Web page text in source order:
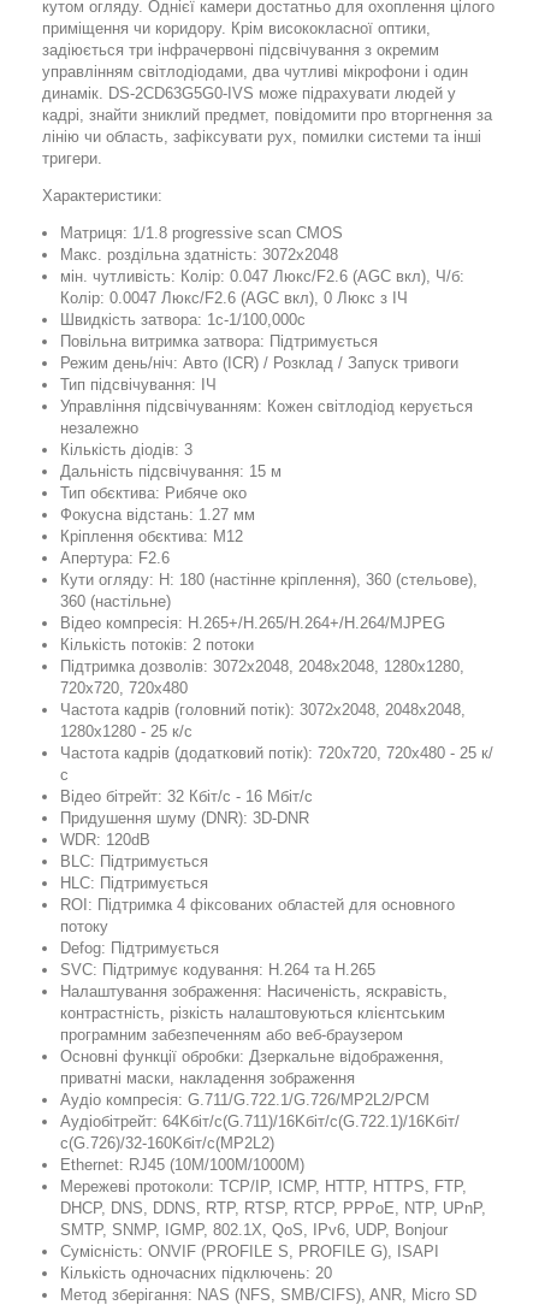
кутом огляду. Однієї камери достатньо для охоплення цілого
приміщення чи коридору. Крім висококласної оптики,
задіюється три інфрачервоні підсвічування з окремим
управлінням світлодіодами, два чутливі мікрофони і один
динамік. DS-2CD63G5G0-IVS може підрахувати людей у
кадрі, знайти зниклий предмет, повідомити про вторгнення за
лінію чи область, зафіксувати рух, помилки системи та інші
тригери.
Характеристики:
Матриця: 1/1.8 progressive scan CMOS
Макс. роздільна здатність: 3072x2048
мін. чутливість: Колір: 0.047 Люкс/F2.6 (AGC вкл), Ч/б:
Колір: 0.0047 Люкс/F2.6 (AGC вкл), 0 Люкс з ІЧ
Швидкість затвора: 1с-1/100,000с
Повільна витримка затвора: Підтримується
Режим день/ніч: Авто (ICR) / Розклад / Запуск тривоги
Тип підсвічування: ІЧ
Управління підсвічуванням: Кожен світлодіод керується
незалежно
Кількість діодів: 3
Дальність підсвічування: 15 м
Тип обєктива: Рибяче око
Фокусна відстань: 1.27 мм
Кріплення обєктива: М12
Апертура: F2.6
Кути огляду: H: 180 (настінне кріплення), 360 (стельове),
360 (настільне)
Відео компресія: H.265+/H.265/H.264+/H.264/MJPEG
Кількість потоків: 2 потоки
Підтримка дозволів: 3072x2048, 2048x2048, 1280x1280,
720x720, 720x480
Частота кадрів (головний потік): 3072x2048, 2048x2048,
1280x1280 - 25 к/с
Частота кадрів (додатковий потік): 720х720, 720x480 - 25 к/
с
Відео бітрейт: 32 Кбіт/с - 16 Mбіт/с
Придушення шуму (DNR): 3D-DNR
WDR: 120dB
BLC: Підтримується
HLC: Підтримується
ROI: Підтримка 4 фіксованих областей для основного
потоку
Defog: Підтримується
SVC: Підтримує кодування: H.264 та H.265
Налаштування зображення: Насиченість, яскравість,
контрастність, різкість налаштовуються клієнтським
програмним забезпеченням або веб-браузером
Основні функції обробки: Дзеркальне відображення,
приватні маски, накладення зображення
Аудіо компресія: G.711/G.722.1/G.726/MP2L2/PCM
Аудіобітрейт: 64Kбіт/с(G.711)/16Kбіт/с(G.722.1)/16Kбіт/
с(G.726)/32-160Kбіт/с(MP2L2)
Ethernet: RJ45 (10M/100M/1000M)
Мережеві протоколи: TCP/IP, ICMP, HTTP, HTTPS, FTP,
DHCP, DNS, DDNS, RTP, RTSP, RTCP, PPPoE, NTP, UPnP,
SMTP, SNMP, IGMP, 802.1X, QoS, IPv6, UDP, Bonjour
Сумісність: ONVIF (PROFILE S, PROFILE G), ISAPI
Кількість одночасних підключень: 20
Метод зберігання: NAS (NFS, SMB/CIFS), ANR, Micro SD